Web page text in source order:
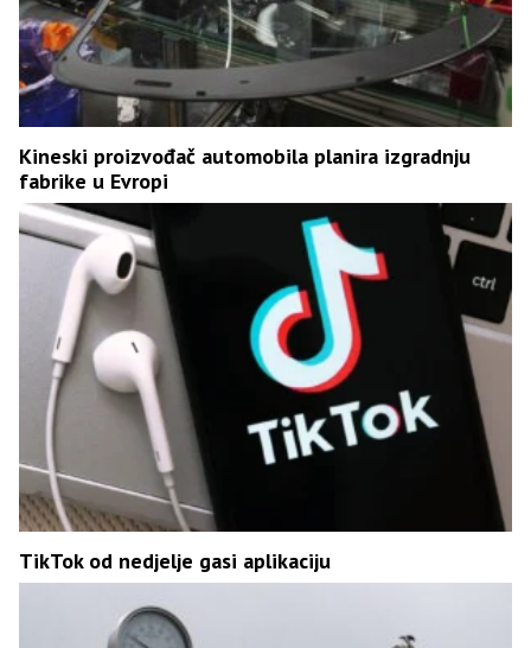
Kineski proizvođač automobila planira izgradnju
fabrike u Evropi
TikTok od nedjelje gasi aplikaciju